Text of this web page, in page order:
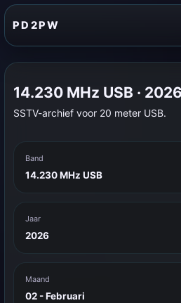
PD2PW
14.230 MHz USB ·
SSTV-archief voor 20 meter USB.
Band
14.230 MHz USB
Jaar
2026
Maand
02 - Februari